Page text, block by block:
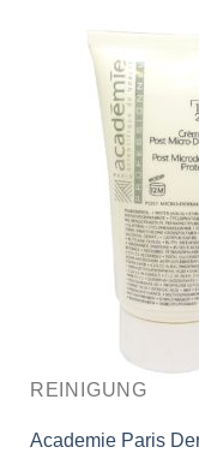
REINIGUNG
Academie Paris